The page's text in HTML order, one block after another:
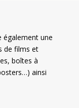
également une
de films et
boîtes à
ainsi